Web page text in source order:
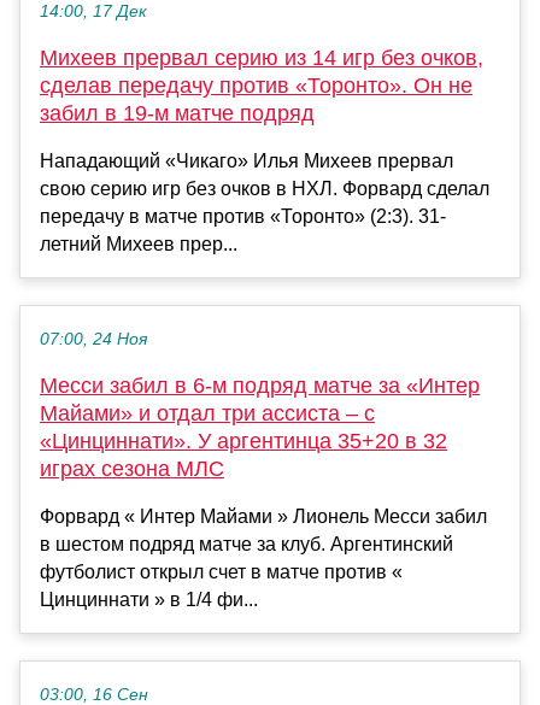
14:00, 17 Дек
Михеев прервал серию из 14 игр без очков,
сделав передачу против «Торонто». Он не
забил в 19-м матче подряд
Нападающий «Чикаго» Илья Михеев прервал
свою серию игр без очков в НХЛ. Форвард сделал
передачу в матче против «Торонто» (2:3). 31-
летний Михеев прер...
07:00, 24 Ноя
Месси забил в 6-м подряд матче за «Интер
Майами» и отдал три ассиста – с
«Цинциннати». У аргентинца 35+20 в 32
играх сезона МЛС
Форвард « Интер Майами » Лионель Месси забил
в шестом подряд матче за клуб. Аргентинский
футболист открыл счет в матче против «
Цинциннати » в 1/4 фи...
03:00, 16 Сен